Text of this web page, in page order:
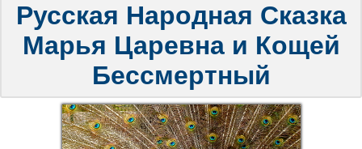
Русская Народная Сказка
Марья Царевна и Кощей
Бессмертный